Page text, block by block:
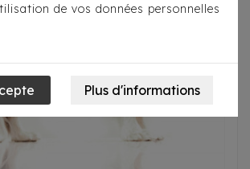
de vos données personnelles